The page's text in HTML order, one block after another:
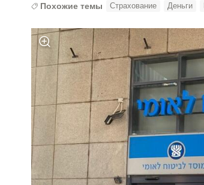
Похожие темы Страхование Деньги